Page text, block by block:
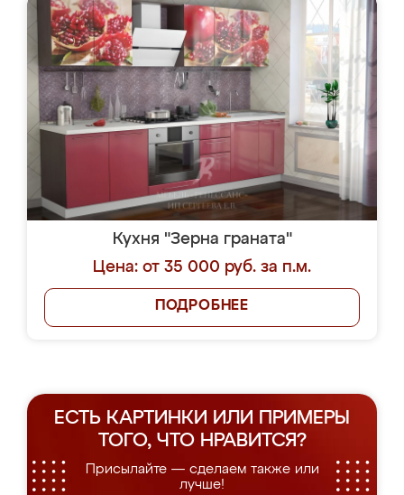
Кухня "Зерна граната"
Цена: от 35 000 руб. за п.м.
ПОДРОБНЕЕ
ЕСТЬ КАРТИНКИ ИЛИ ПРИМЕРЫ
ТОГО, ЧТО НРАВИТСЯ?
Присылайте — сделаем также или
лучше!